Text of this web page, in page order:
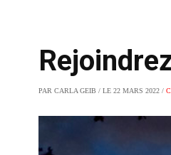
PAR CARLA GEIB / LE 22 MARS 2022 /